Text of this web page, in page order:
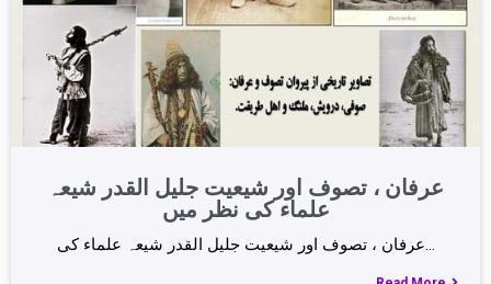
عرفان ، تصوف اور شیعیت جلیل القدر شیعہ
علماء کی نظر میں
عرفان ، تصوف اور شیعیت جلیل القدر شیعہ علماء کی…